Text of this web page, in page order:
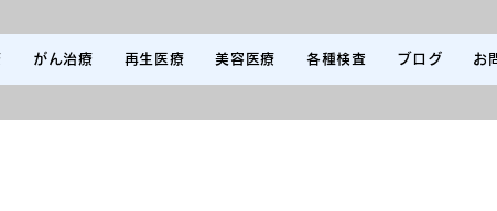
がん治療 再生医療 美容医療 各種検査 ブログ お